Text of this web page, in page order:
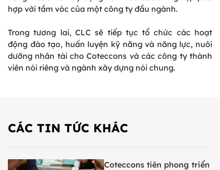
hợp với tầm vóc của một công ty đầu ngành.
Trong tương lai, CLC sẽ tiếp tục tổ chức các hoạt
động đào tạo, huấn luyện kỹ năng và năng lực, nuôi
dưỡng nhân tài cho Coteccons và các công ty thành
viên nói riêng và ngành xây dựng nói chung.
CÁC TIN TỨC KHÁC
Coteccons tiên phong triển